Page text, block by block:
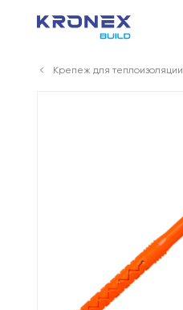
Крепеж для теплоизоляции